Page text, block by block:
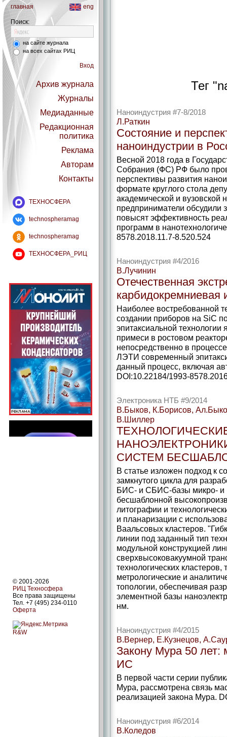
главная eng
Поиск:
на сайте журнала
на всех сайтах РИЦ
Вход
Архив журнала
Журналы
Медиаданные
Редакционная
политика
Реклама
Авторам
Контакты
ТЕХНОСФЕРА
technospheramag
technospheramag
ТЕХНОСФЕРА_РИЦ
© 2001-2026
РИЦ Техносфера
Все права защищены
Тел. +7 (495) 234-0110
Оферта
R&W
Тег
Наноиндустрия #7-8/2018
Л.Раткин
Состояние и
наноиндустрии в
Весной 2018 года в
Собрания (ФС) РФ было
перспективы развития
формате круглого стола
академической и
предприниматели обсудили
повысят эффективность
программ в
8578.2018.11.7-8.520.524
Наноиндустрия #4/2016
В.Лучинин
Отечественная
Наиболее востребованной
создании приборов на SiC
эпитаксиальной
примеси в ростовом
непосредственно в
ЛЭТИ современный
данный процесс, включая
DOI:10.22184/1993-
Электроника НТБ #9/2014
В.Быков, К.Борисов,
В.Шиллер
СИСТЕМ
В статье изложен подход к
замкнутого цикла для
БИС- и СБИС-базы микро- и
бесшаблонной
литографии и
и планаризации с
Ваальсовых кластеров.
линии под заданный тип
модульной конструкцией
сверхвысоковакуумной
технологических
метрологические и
топологии, обеспечивая
элементной базы
нм.
Наноиндустрия #4/2015
В.Вернер, Е.Кузнецов,
Закону Мура 50 лет:
ИС
В первой части серии
Мура, рассмотрена связь
реализацией закона Мура.
Наноиндустрия #6/2014
В.Коледов